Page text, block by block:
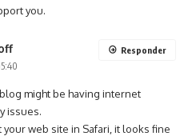
you.
might be having internet
issues.
your web site in Safari, it looks fine
Responder